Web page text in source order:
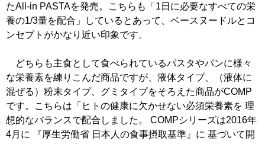
たAll-in PASTAを発売。こちらも「1日に必要なすべての栄
養の1/3量を配合」しているとあって、ベースヌードルとコ
ンセプトがかなり近い印象です。
どちらも主食として食べられているパスタやパンに様々
な栄養素を練りこんだ商品ですが、液体タイプ、（液体に
混ぜる）粉末タイプ、グミタイプをそろえた商品がCOMP
です。こちらは「ヒトの健康に欠かせない必須栄養素を 理
想的なバランスで配合しました。 COMPシリーズは2016年
4月に 『厚生労働省 日本人の食事摂取基準』に 基づいて開